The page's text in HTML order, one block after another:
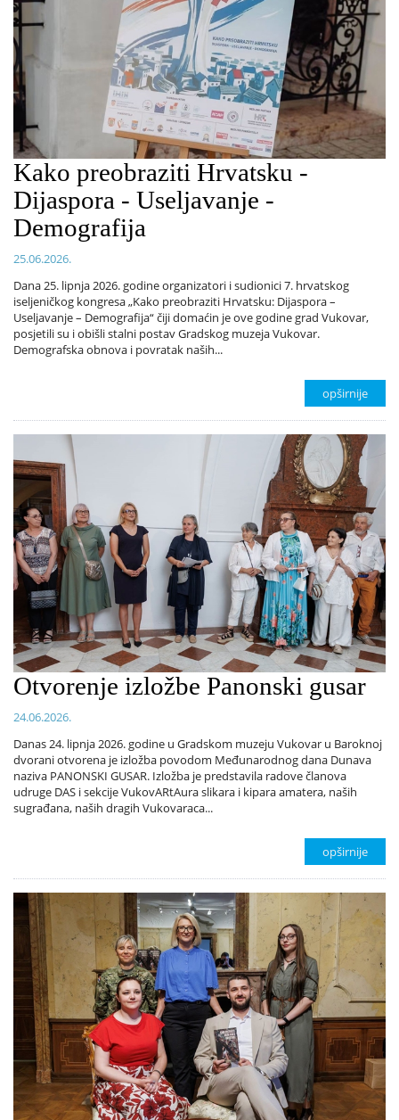
Kako preobraziti Hrvatsku -
Dijaspora - Useljavanje -
Demografija
25.06.2026.
Dana 25. lipnja 2026. godine organizatori i sudionici 7. hrvatskog
iseljeničkog kongresa „Kako preobraziti Hrvatsku: Dijaspora –
Useljavanje – Demografija“ čiji domaćin je ove godine grad Vukovar,
posjetili su i obišli stalni postav Gradskog muzeja Vukovar.
Demografska obnova i povratak naših...
opširnije
Otvorenje izložbe Panonski gusar
24.06.2026.
Danas 24. lipnja 2026. godine u Gradskom muzeju Vukovar u Baroknoj
dvorani otvorena je izložba povodom Međunarodnog dana Dunava
naziva PANONSKI GUSAR. Izložba je predstavila radove članova
udruge DAS i sekcije VukovARtAura slikara i kipara amatera, naših
sugrađana, naših dragih Vukovaraca...
opširnije